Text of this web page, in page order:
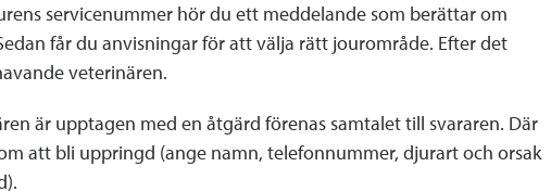
servicenummer hör du ett meddelande som berättar om
får du anvisningar för att välja rätt jourområde. Efter det
veterinären.
är upptagen med en åtgärd förenas samtalet till svararen. Där
att bli uppringd (ange namn, telefonnummer, djurart och orsak